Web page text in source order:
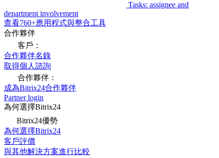
Tasks: assignee and
department involvement
查看760+應用程式與整合工具
合作夥伴
客戶：
合作夥伴名錄
取得個人諮詢
合作夥伴：
成為Bitrix24合作夥伴
Partner login
為何選擇Bitrix24
Bitrix24優勢
為何選擇Bitrix24
客戶評價
與其他解決方案進行比較